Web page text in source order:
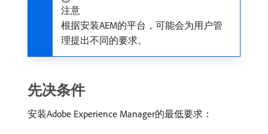
注意
根据安装AEM的平台，可能会为用户管
理提出不同的要求。
先决条件
安装Adobe Experience Manager的最低要求：